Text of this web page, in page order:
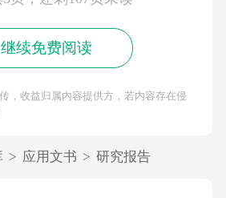
继续免费阅读
，收益归属内容提供方，若内容存在侵
> 应用文书 > 研究报告